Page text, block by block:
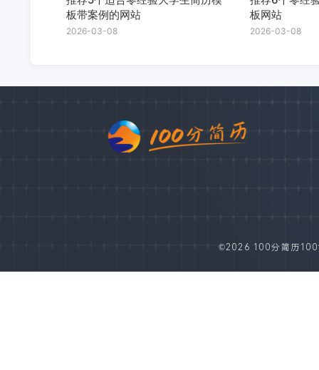
板带案例的网站
2026-03-08
板网站
2026-03-08
©2026 100分简历